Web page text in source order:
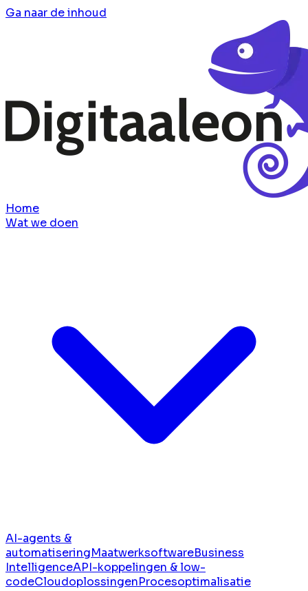
Ga naar de inhoud
Home
Wat we doen
AI-agents &
automatiseringMaatwerksoftwareBusiness
IntelligenceAPI-koppelingen & low-
codeCloudoplossingenProcesoptimalisatie